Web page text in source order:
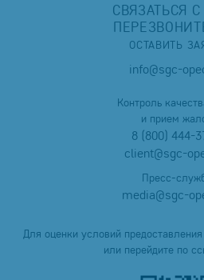
СВЯЗАТЬСЯ
ОСТАВИТЬ
info@sgc-
Контроль
и прием
8 (800) 444-
client@sgc-
Пресс-
media@sgc-
Для оценки условий
или перейдите по